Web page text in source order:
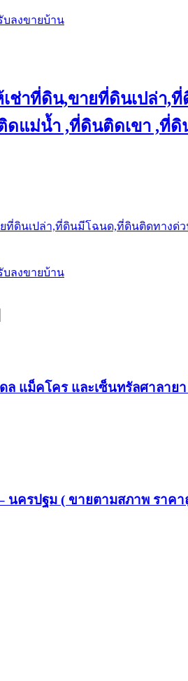
ลงขายบ้าน
เช่าที่ดิน,ขายที่ดินเปล่
ดแม่น้ำ ,ที่ดินติดเขา ,ที่
ที่ดินเปล่า,ที่ดินมีโฉนด,ที่ดินติดทางด่
ลงขายบ้าน
แม็คโคร และเซ็นทรัลศาลายา
ครปฐม ( ขายตามสภาพ ราคา